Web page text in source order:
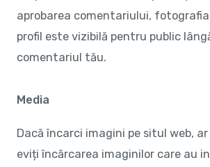
aprobarea comentariului,
profil este vizibilă pentru public
comentariul tău.
Media
Dacă încarci imagini pe situl web,
eviți încărcarea imaginilor care au